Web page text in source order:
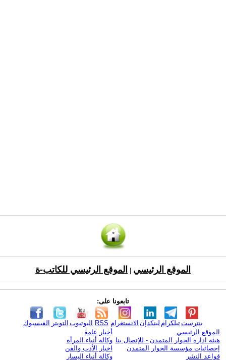
الموقع الرئيسي الموقع الرئيسي للكاتب-ة
تابعونا على:
الفيسبوك التويتر اليوتيوب RSS الانستغرام لينكدإن تيلكرامبنترست
الموقع الرئيسي
هيئة ادارة الحوار المتمدن - للإتصال بنا
إحصائيات مؤسسة الحوار المتمدن
قواعد النشر
أخبار عامة
وكالة أنباء المرأة
اخبار الأدب والفن
وكالة أنباء اليسار